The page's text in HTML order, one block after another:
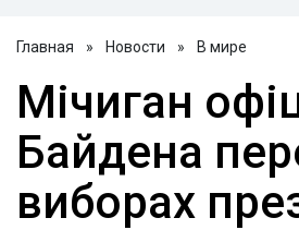
Главная » Новости » В мире
Мічиган
Байдена
виборах